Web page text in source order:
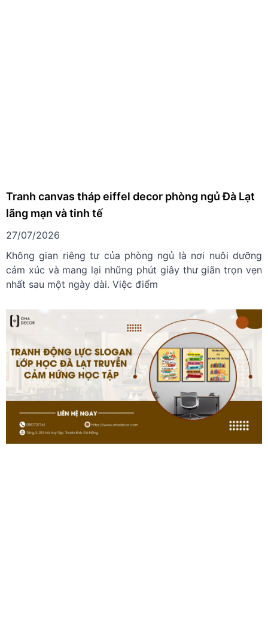
Tranh canvas tháp eiffel decor phòng ngủ Đà Lạt
lãng mạn và tinh tế
27/07/2026
Không gian riêng tư của phòng ngủ là nơi nuôi dưỡng
cảm xúc và mang lại những phút giây thư giãn trọn vẹn
nhất sau một ngày dài. Việc điểm